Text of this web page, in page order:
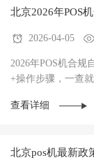
北京‌2026年POS
2026-04-05
‌2026年POS机合规
+操作步骤，一查
查看详细
北京pos机最新政